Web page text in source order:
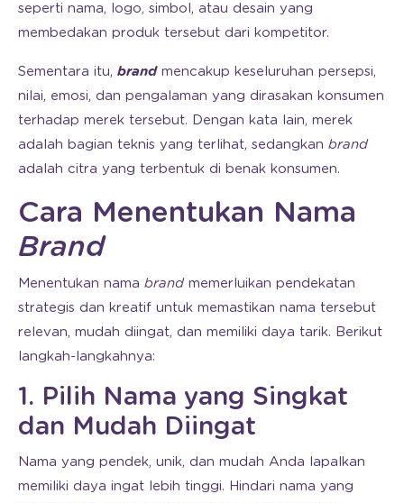
seperti nama, logo, simbol, atau desain yang
membedakan produk tersebut dari kompetitor.
Sementara itu, brandmencakup keseluruhan persepsi,
nilai, emosi, dan pengalaman yang dirasakan konsumen
terhadap merek tersebut. Dengan kata lain, merek
adalah bagian teknis yang terlihat, sedangkan brand
adalah citra yang terbentuk di benak konsumen.
Cara Menentukan Nama
Brand
Menentukan nama brand memerluikan pendekatan
strategis dan kreatif untuk memastikan nama tersebut
relevan, mudah diingat, dan memiliki daya tarik. Berikut
langkah-langkahnya:
1. Pilih Nama yang Singkat
dan Mudah Diingat
Nama yang pendek, unik, dan mudah Anda lapalkan
memiliki daya ingat lebih tinggi. Hindari nama yang